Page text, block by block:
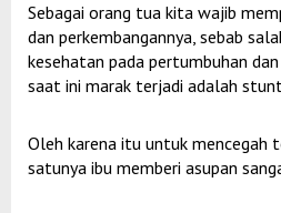
Sebagai orang tua kita wajib
dan perkembangannya, sebab
kesehatan pada pertumbuhan
saat ini marak terjadi adalah
Oleh karena itu untuk mencegah
satunya ibu memberi asupan